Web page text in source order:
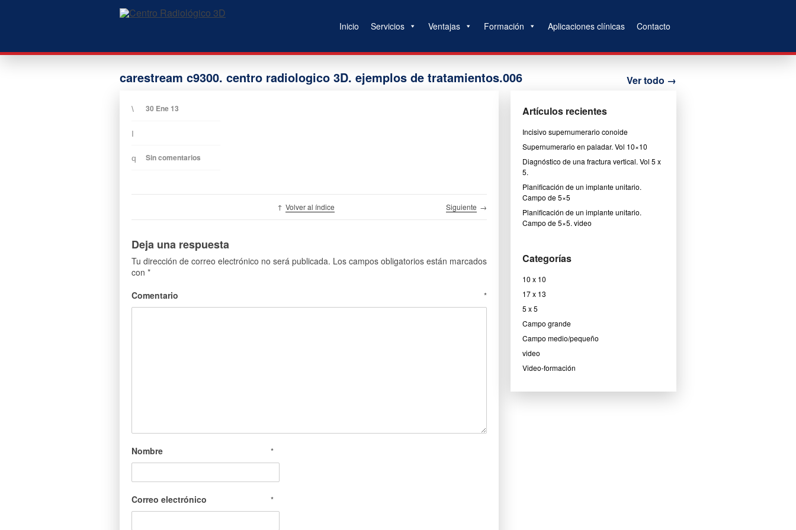
Inicio Servicios Ventajas Formación Aplicaciones clínicas Contacto
carestream c9300. centro radiologico 3D. ejemplos de tratamientos.006 Ver todo →
30 Ene 13
Sin comentarios
↑ Volver al índice Siguiente →
Deja una respuesta
Tu dirección de correo electrónico no será publicada. Los campos obligatorios están marcados
con *
Comentario
*
Nombre *
Correo electrónico *
Artículos recientes
Incisivo supernumerario conoide
Supernumerario en paladar. Vol 10×10
Diagnóstico de una fractura vertical. Vol 5 x
5.
Planificación de un implante unitario.
Campo de 5×5
Planificación de un implante unitario.
Campo de 5×5. video
Categorías
10 x 10
17 x 13
5 x 5
Campo grande
Campo medio/pequeño
video
Video-formación